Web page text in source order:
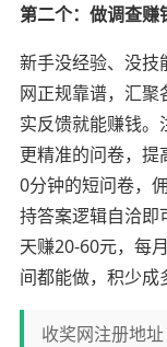
第二个：做调查
新手没经验、没技
网正规靠谱，汇
实反馈就能赚钱
更精准的问卷，提
0分钟的短问卷，
持答案逻辑自洽即
天赚20-60元，每
间都能做，积少成
收奖网注册地址